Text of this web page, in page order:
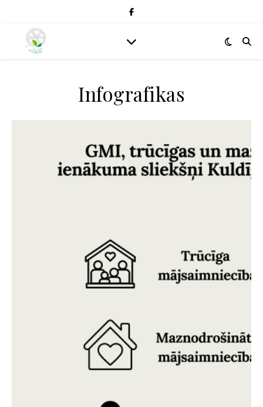
Infografikas